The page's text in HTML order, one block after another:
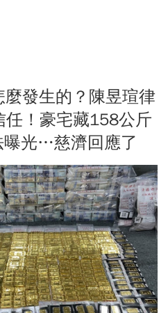
發生的？陳昱瑄律
任！豪宅藏158公斤
曝光…慈濟回應了